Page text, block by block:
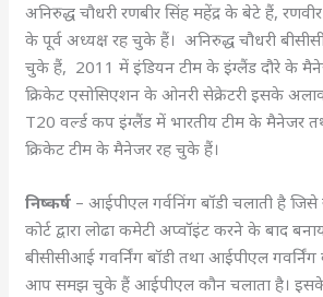
अनिरुद्ध चौधरी रणबीर सिंह महेंद्र के बेटे हैं,
के पूर्व अध्यक्ष रह चुके हैं। अनिरुद्ध चौधरी
चुके हैं, 2011 में इंडियन टीम के इंग्लैंड दौरे के
क्रिकेट एसोसिएशन के ओनरी सेक्रेटरी इसके
T20 वर्ल्ड कप इंग्लैंड में भारतीय टीम के मैनेजर
क्रिकेट टीम के मैनेजर रह चुके हैं।
निष्कर्ष – आईपीएल गर्वनिंग बॉडी चलाती है
कोर्ट द्वारा लोढा कमेटी अप्वॉइंट करने के बाद
बीसीसीआई गवर्निंग बॉडी तथा आईपीएल
आप समझ चुके हैं आईपीएल कौन चलाता है।